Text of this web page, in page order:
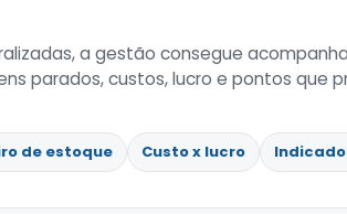
a gestão consegue
parados, custos, lucro e pontos que
de estoque Custo x lucro